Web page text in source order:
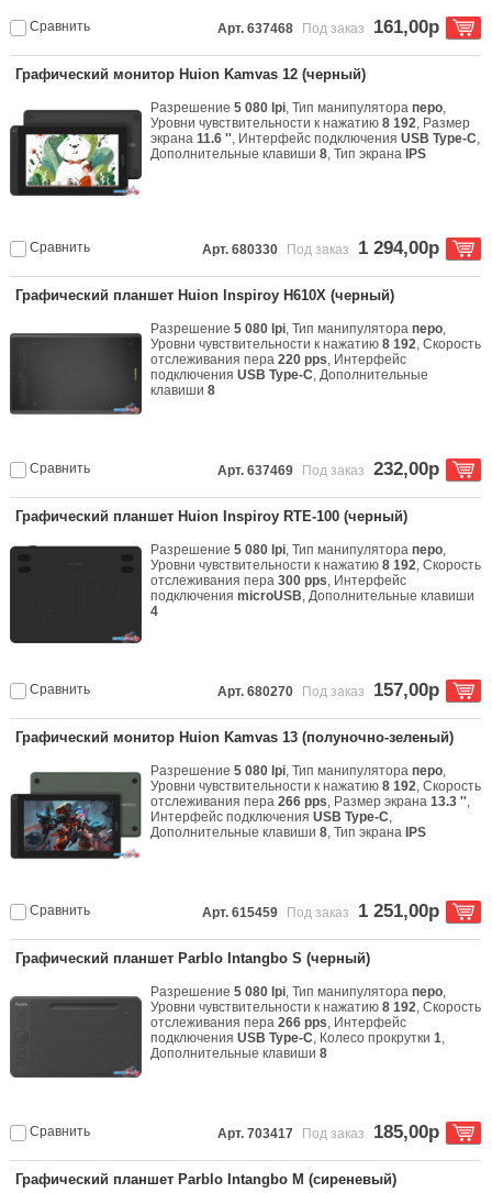
Сравнить Арт. 637468 Под заказ 161,00р
Графический монитор Huion Kamvas 12 (черный)
Разрешение5 080 lpi, Тип манипулятораперо,
Уровни чувствительности к нажатию8 192, Размер
экрана11.6 '', Интерфейс подключенияUSB Type-C,
Дополнительные клавиши8, Тип экрана IPS
Сравнить Арт. 680330 Под заказ 1 294,00р
Графический планшет Huion Inspiroy H610X (черный)
Разрешение5 080 lpi, Тип манипулятораперо,
Уровни чувствительности к нажатию8 192, Скорость
отслеживания пера220 pps, Интерфейс
подключенияUSB Type-C, Дополнительные
клавиши8
Сравнить Арт. 637469 Под заказ 232,00р
Графический планшет Huion Inspiroy RTE-100 (черный)
Разрешение5 080 lpi, Тип манипулятораперо,
Уровни чувствительности к нажатию8 192, Скорость
отслеживания пера300 pps, Интерфейс
подключенияmicroUSB, Дополнительные клавиши
4
Сравнить Арт. 680270 Под заказ 157,00р
Графический монитор Huion Kamvas 13 (полуночно-зеленый)
Разрешение5 080 lpi, Тип манипулятораперо,
Уровни чувствительности к нажатию8 192, Скорость
отслеживания пера266 pps, Размер экрана13.3 '',
Интерфейс подключенияUSB Type-C,
Дополнительные клавиши8, Тип экрана IPS
Сравнить Арт. 615459 Под заказ 1 251,00р
Графический планшет Parblo Intangbo S (черный)
Разрешение5 080 lpi, Тип манипулятораперо,
Уровни чувствительности к нажатию8 192, Скорость
отслеживания пера266 pps, Интерфейс
подключенияUSB Type-C, Колесо прокрутки1,
Дополнительные клавиши8
Сравнить Арт. 703417 Под заказ 185,00р
Графический планшет Parblo Intangbo M (сиреневый)